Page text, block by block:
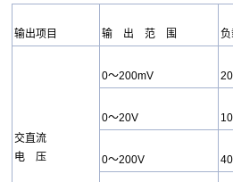
输出项目 输 出 范 围
交直流
电 压
0～200mV
0～20V
0～200V